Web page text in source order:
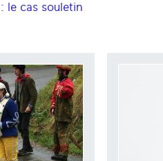
le cas souletin